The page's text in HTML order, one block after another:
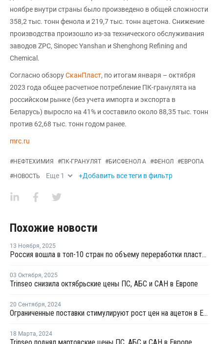
ноябре внутри страны было произведено в общей сложности
358,2 тыс. тонн фенола и 219,7 тыс. тонн ацетона. Снижение
производства произошло из-за технического обслуживания
заводов ZPC, Sinopec Yanshan и Shenghong Refining and
Chemical.
Согласно обзоруСканПласт, по итогам января – октября
2023 года общее расчетное потребление ПК-гранулята на
российском рынке (без учета импорта и экспорта в
Беларусь) выросло на 41% и составило около 88,35 тыс. тонн
против 62,68 тыс. тонн годом ранее.
mrc.ru
#НЕФТЕХИМИЯ #ПК-ГРАНУЛЯТ #БИСФЕНОЛ А #ФЕНОЛ #ЕВРОПА
#НОВОСТЬ Еще 1 +Добавить все теги в фильтр
Похожие новости
13 Ноября, 2025
Россия вошла в топ-10 стран по объему переработки пластмасс за 2024 год
03 Октября, 2025
Trinseo снизила октябрьские цены ПС, АБС и САН в Европе
20 Сентября, 2024
Ограниченные поставки стимулируют рост цен на ацетон в Европе
18 Марта, 2024